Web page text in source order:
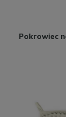
Pokrowiec